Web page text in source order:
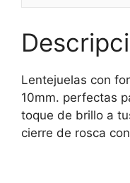
Lentejuelas con
10mm. perfectas
toque de brillo a
cierre de rosca